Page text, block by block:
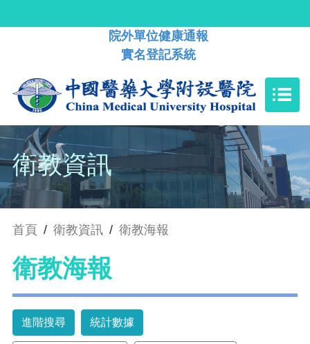
院外單位健康通報
實名登記系統
衛教資訊
首頁 / 衛教資訊 / 衛教海報
衛教海報
進階搜尋 統計數據